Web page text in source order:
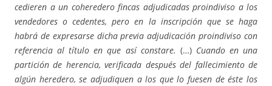
cedieren a un coheredero fincas adjudicadas proindiviso a los
vendedores o cedentes, pero en la inscripción que se haga
habrá de expresarse dicha previa adjudicación proindiviso con
referencia al título en que así constare. (…) Cuando en una
partición de herencia, verificada después del fallecimiento de
algún heredero, se adjudiquen a los que lo fuesen de éste los